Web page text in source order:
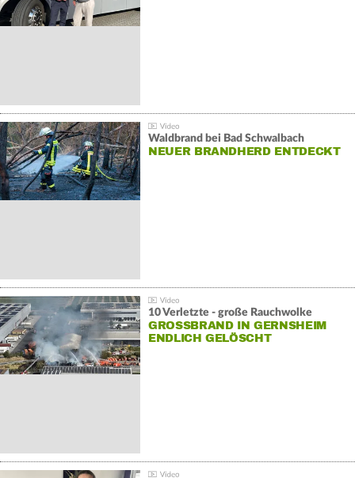
Waldbrand bei Bad Schwalbach
NEUER BRANDHERD ENTDECKT
10 Verletzte - große Rauchwolke
GROSSBRAND IN GERNSHEIM E
NDLICH GELÖSCHT